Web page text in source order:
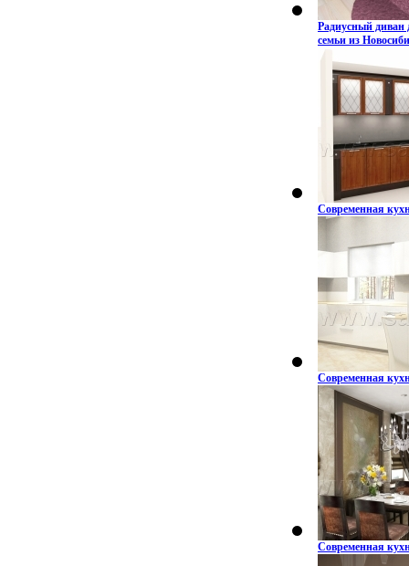
Радиусный диван
семьи из
Современная
Современная
Современная